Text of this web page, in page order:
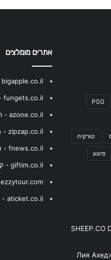
PSG
טורקיה
פיגוע
SHEEP.CO
Лия
אתרים מומלצים
bigapple.co.il - בלוג בניית אתרים
fungets.co.il - גאדג'טים הכי שווים
azone.co.il - הכל על קניה באמזון
zipzap.co.il - מוצרי חשמל במחירים הגיוניים
fnews.co.il - חדשות כלכלה
giftim.co.il - קניות באינטרנט
ezzytour.com - חופשות בארץ ובעולם
aticket.co.il - כרטיסים להופעות